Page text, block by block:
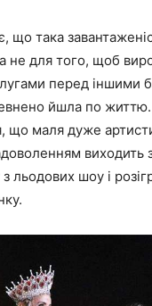
що така
не для того, щоб
перед іншими
йшла по
що маля дуже
льодових шоу і